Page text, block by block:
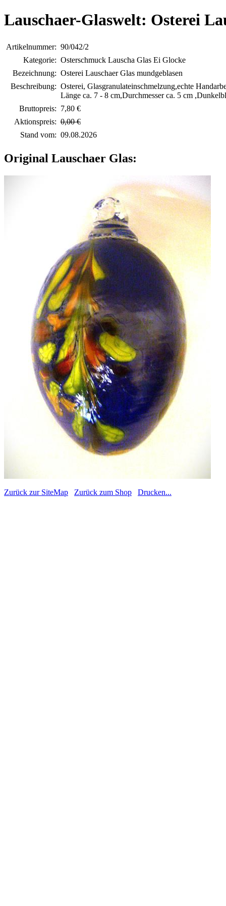
Lauschaer-Glaswelt: Osterei
Artikelnummer: 90/042/2
Kategorie: Osterschmuck Lauscha Glas Ei Glocke
Bezeichnung: Osterei Lauschaer Glas mundgeblasen
Beschreibung: Osterei, Glasgranulateinschmelzung,echte
Länge ca. 7 - 8 cm,Durchmesser ca. 5 cm
Bruttopreis: 7,80 €
Aktionspreis: 0,00 €
Stand vom: 09.08.2026
Original Lauschaer Glas:
Zurück zur SiteMap Zurück zum Shop Drucken...